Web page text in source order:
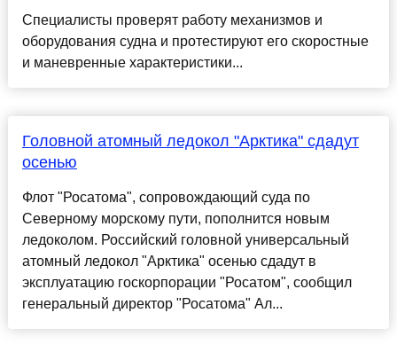
Специалисты проверят работу механизмов и
оборудования судна и протестируют его скоростные
и маневренные характеристики...
Головной атомный ледокол "Арктика" сдадут
осенью
Флот "Росатома", сопровождающий суда по
Северному морскому пути, пополнится новым
ледоколом. Российский головной универсальный
атомный ледокол "Арктика" осенью сдадут в
эксплуатацию госкорпорации "Росатом", сообщил
генеральный директор "Росатома" Ал...